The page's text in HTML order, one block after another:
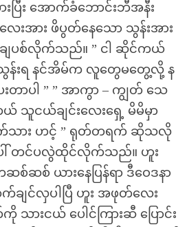
းပြီး အောက်ခံဘောင်းဘီအနီး
းအား ဖိပွတ်နေသော သွန်းအား
ချပစ်လိုက်သည်။ ” ငါ ဆိုင်ကယ်
န်းရ နင်အိမ်က လူတွေမတွေ့လို့ န
ာပါ ” ” အာကွာ – ကျွတ် သေ
သူငယ်ချင်းလေးရှေ့ မိမိမှာ
သား ဟင့် ” ရုတ်တရက် ဆိုသလို
ါ် တင်ပလွဲထိုင်လိုက်သည်။ ဟူး
စ်ဆစ် ယားနေပြန်ရာ ဒီဝေဒနာ
က်ချင်လှပါပြီ ဟူး အဖုတ်လေး
ားငယ် ပေါင်ကြားဆီ ပြောင်း